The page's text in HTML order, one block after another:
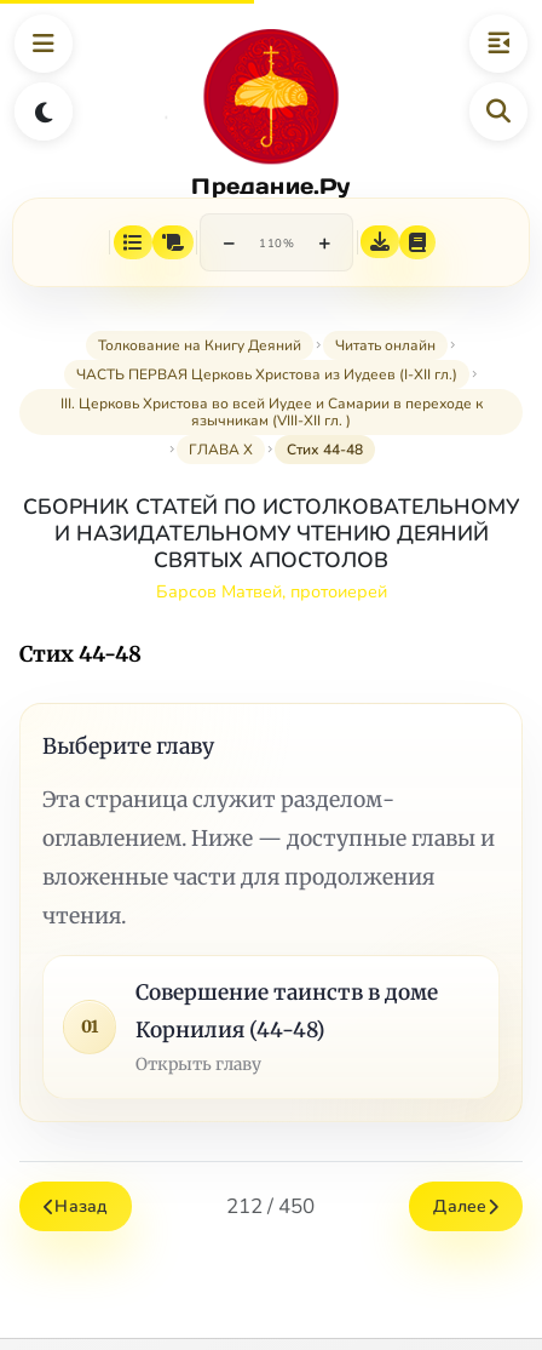
Предание.Ру
− 110% +
Толкование на Книгу Деяний
Читать онлайн
ЧАСТЬ ПЕРВАЯ Церковь Христова из Иудеев (I-XII гл.)
III. Церковь Христова во всей Иудее и Самарии в переходе к
язычникам (VIII-XII гл. )
ГЛАВА X
Стих 44-48
СБОРНИК СТАТЕЙ ПО ИСТОЛКОВАТЕЛЬНОМУ
И НАЗИДАТЕЛЬНОМУ ЧТЕНИЮ ДЕЯНИЙ
СВЯТЫХ АПОСТОЛОВ
Барсов Матвей, протоиерей
Стих 44-48
Выберите главу
Эта страница служит разделом-
оглавлением. Ниже — доступные главы и
вложенные части для продолжения
чтения.
01
Совершение таинств в доме
Корнилия (44-48)
Открыть главу
Назад 212 / 450 Далее